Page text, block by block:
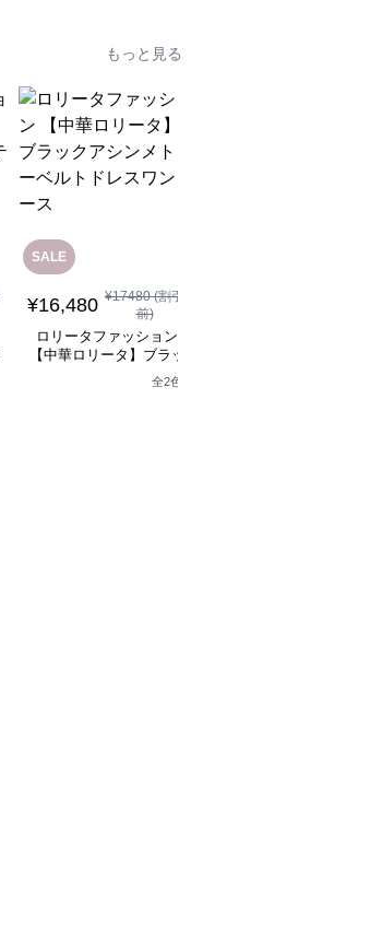
もっと見る
SALE
¥16,480 ¥17480(割引
前)
ロリータファッション
【中華ロリータ】ブラッ
クアシンメトリーベルト
ドレスワンピース
全2色